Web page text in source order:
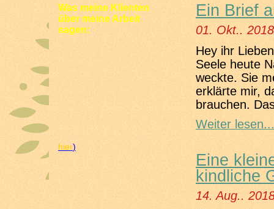
Was meine Klienten
über meine Arbeit
sagen:
hier)
Ein Brief
01. Okt.. 2018
Hey ihr
Seele heute
weckte. Sie
erklärte mir,
brauchen.
Weiter lesen...
Eine
kindliche
14. Aug..